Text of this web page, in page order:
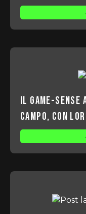
Il game-
campo, con